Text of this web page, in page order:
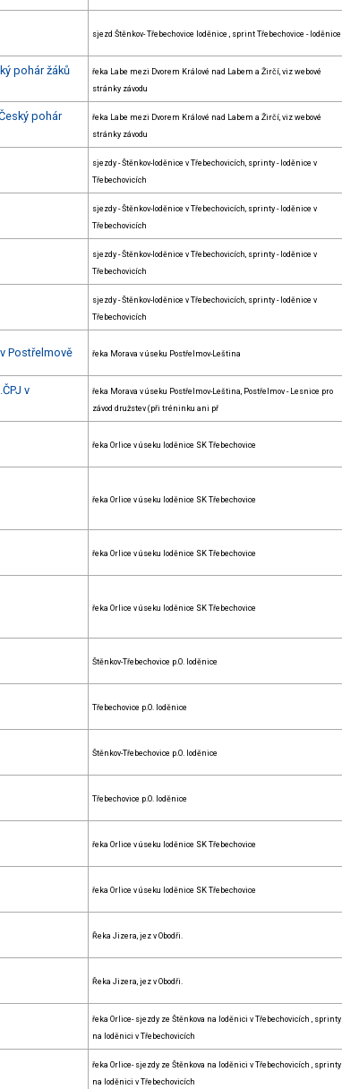
sjezd Štěnkov- Třebechovice loděnice , sprint Třebechovice - loděnice
pohár žáků
řeka Labe mezi Dvorem Králové nad Labem a Žirčí, viz webové
stránky závodu
pohár
řeka Labe mezi Dvorem Králové nad Labem a Žirčí, viz webové
stránky závodu
sjezdy - Štěnkov-loděnice v Třebechovicích, sprinty - loděnice v
Třebechovicích
sjezdy - Štěnkov-loděnice v Třebechovicích, sprinty - loděnice v
Třebechovicích
sjezdy - Štěnkov-loděnice v Třebechovicích, sprinty - loděnice v
Třebechovicích
sjezdy - Štěnkov-loděnice v Třebechovicích, sprinty - loděnice v
Třebechovicích
Postřelmově řeka Morava v úseku Postřelmov-Leština
v
řeka Morava v úseku Postřelmov-Leština, Postřelmov - Lesnice pro
závod družstev (při tréninku ani př
řeka Orlice v úseku loděnice SK Třebechovice
řeka Orlice v úseku loděnice SK Třebechovice
řeka Orlice v úseku loděnice SK Třebechovice
řeka Orlice v úseku loděnice SK Třebechovice
Štěnkov-Třebechovice p.O. loděnice
Třebechovice p.O. loděnice
Štěnkov-Třebechovice p.O. loděnice
Třebechovice p.O. loděnice
řeka Orlice v úseku loděnice SK Třebechovice
řeka Orlice v úseku loděnice SK Třebechovice
Řeka Jizera, jez v Obodři.
Řeka Jizera, jez v Obodři.
řeka Orlice- sjezdy ze Štěnkova na loděnici v Třebechovicích , sprinty
na loděnici v Třebechovicích
řeka Orlice- sjezdy ze Štěnkova na loděnici v Třebechovicích , sprinty
na loděnici v Třebechovicích